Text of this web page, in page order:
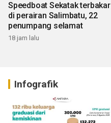
Speedboat Sekatak terbakar
di perairan Salimbatu, 22
penumpang selamat
18 jam lalu
Infografik